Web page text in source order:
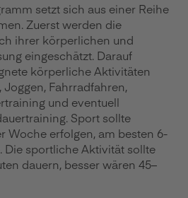
setzt sich aus einer Reihe
Zuerst werden die
ihrer körperlichen und
eingeschätzt. Darauf
körperliche Aktivitäten
Fahrradfahren,
und eventuell
Sport sollte
Woche erfolgen, am besten 6-
Die sportliche Aktivität sollte
dauern, besser wären 45–